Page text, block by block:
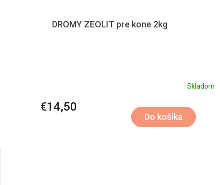
DROMY ZEOLIT pre kone 2kg
Skladom
€14,50
Do košíka